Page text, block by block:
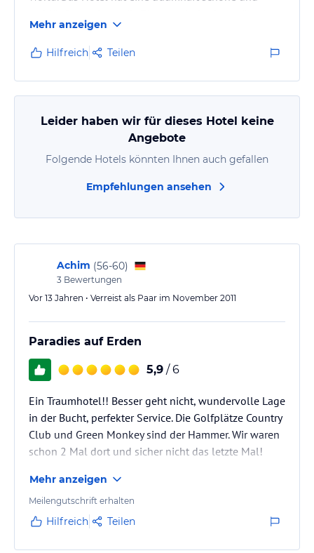
und hochwertig ausgestattet. Der Spa ist exzellent
und es befindet sich dort auch eine Filiale des Top-
Friseurs John Frieda. Das Sandy Lane spielt zweifellos
in einer eigenen Liga. Auch wenn es seinen Preis hat,
ist der Erholungswert grandios. Sehr, sehr…
Mehr anzeigen
Hilfreich Teilen
Leider haben wir für dieses Hotel keine
Angebote
Folgende Hotels könnten Ihnen auch gefallen
Empfehlungen ansehen
Achim (56-60)
3 Bewertungen
Vor 13 Jahren • Verreist als Paar im November 2011
Paradies auf Erden
5,9 / 6
Ein Traumhotel!! Besser geht nicht, wundervolle Lage
in der Bucht, perfekter Service. Die Golfplätze Country
Club und Green Monkey sind der Hammer. Wir waren
schon 2 Mal dort und sicher nicht das letzte Mal!
Mehr anzeigen
Meilengutschrift erhalten
Hilfreich Teilen